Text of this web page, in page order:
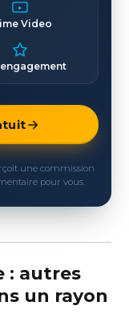
Video
engagement
une commission
pour vous.
: autres
un rayon